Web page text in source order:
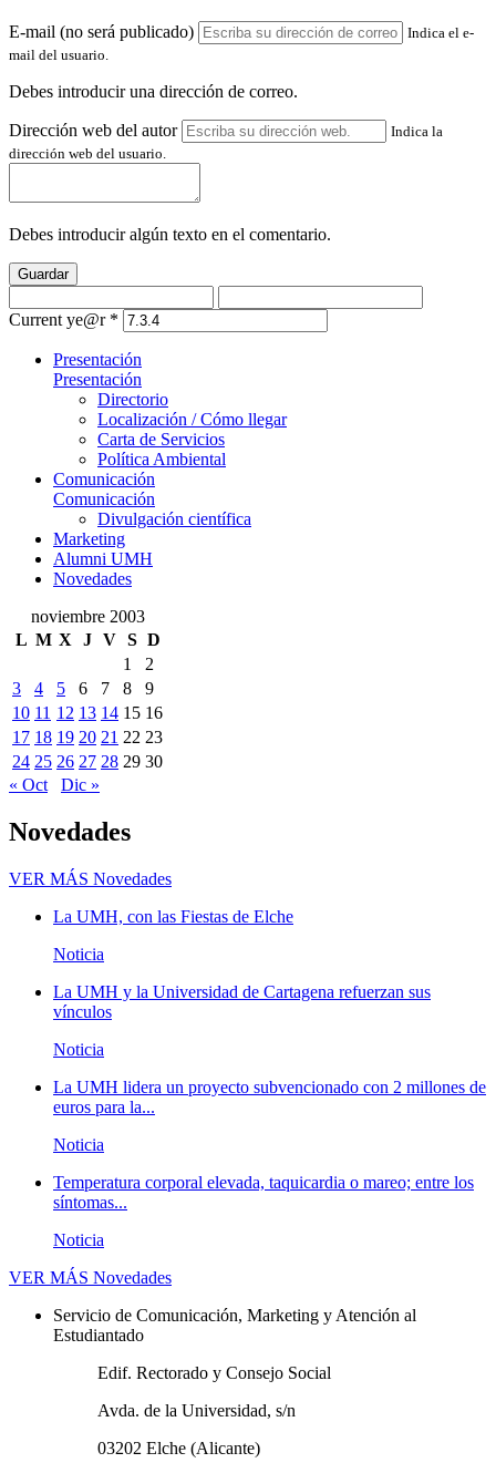
E-mail (no será publicado)
Indica el e-
mail del usuario.
Debes introducir una dirección de correo.
Dirección web del autor
Indica la
dirección web del usuario.
Debes introducir algún texto en el comentario.
Guardar
Current ye@r *
Presentación
Presentación
Directorio
Localización / Cómo llegar
Carta de Servicios
Política Ambiental
Comunicación
Comunicación
Divulgación científica
Marketing
Alumni UMH
Novedades
noviembre 2003
L M X J V S D
1
2
3
4 5 6 7 8
9
10 11 12 13 14 15 16
17 18 19 20 21 22 23
24 25 26 27 28 29 30
« Oct
Dic »
Novedades
VER MÁS Novedades
La UMH, con las Fiestas de Elche
Noticia
La UMH y la Universidad de Cartagena refuerzan sus
vínculos
Noticia
La UMH lidera un proyecto subvencionado con 2 millones de
euros para la...
Noticia
Temperatura corporal elevada, taquicardia o mareo; entre los
síntomas...
Noticia
VER MÁS Novedades
Servicio de Comunicación, Marketing y Atención al
Estudiantado
Edif. Rectorado y Consejo Social
Avda. de la Universidad, s/n
03202 Elche (Alicante)